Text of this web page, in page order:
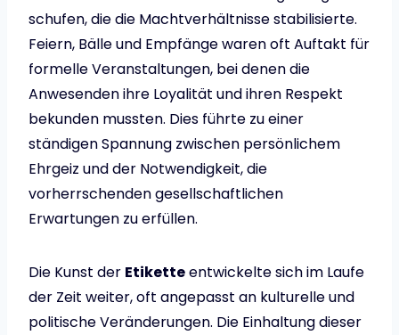
schufen, die die Machtverhältnisse stabilisierte.
Feiern, Bälle und Empfänge waren oft Auftakt für
formelle Veranstaltungen, bei denen die
Anwesenden ihre Loyalität und ihren Respekt
bekunden mussten. Dies führte zu einer
ständigen Spannung zwischen persönlichem
Ehrgeiz und der Notwendigkeit, die
vorherrschenden gesellschaftlichen
Erwartungen zu erfüllen.
Die Kunst der Etiketteentwickelte sich im Laufe
der Zeit weiter, oft angepasst an kulturelle und
politische Veränderungen. Die Einhaltung dieser